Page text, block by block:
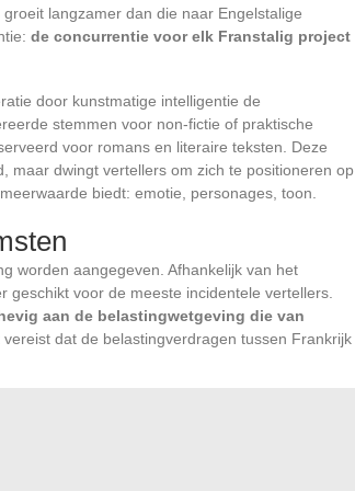
langzamer dan die naar Engelstalige
de concurrentie voor elk Franstalig project
door kunstmatige intelligentie de
stemmen voor non-fictie of praktische
voor romans en literaire teksten. Deze
maar dwingt vertellers om zich te positioneren op
biedt: emotie, personages, toon.
worden aangegeven. Afhankelijk van het
voor de meeste incidentele vertellers.
aan de belastingwetgeving die van
vereist dat de belastingverdragen tussen Frankrijk